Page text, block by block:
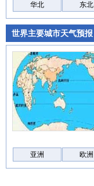
华北
东北
世界主要城市天气预报
亚洲
欧洲